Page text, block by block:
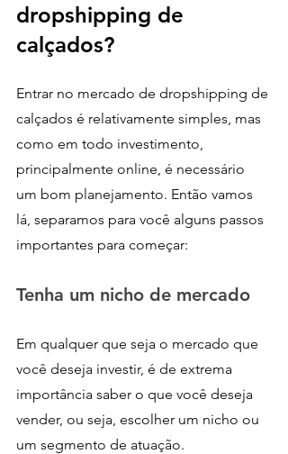
dropshipping de
calçados?
Entrar no mercado de dropshipping de
calçados é relativamente simples, mas
como em todo investimento,
principalmente online, é necessário
um bom planejamento. Então vamos
lá, separamos para você alguns passos
importantes para começar:
Tenha um nicho de mercado
Em qualquer que seja o mercado que
você deseja investir, é de extrema
importância saber o que você deseja
vender, ou seja, escolher um nicho ou
um segmento de atuação.